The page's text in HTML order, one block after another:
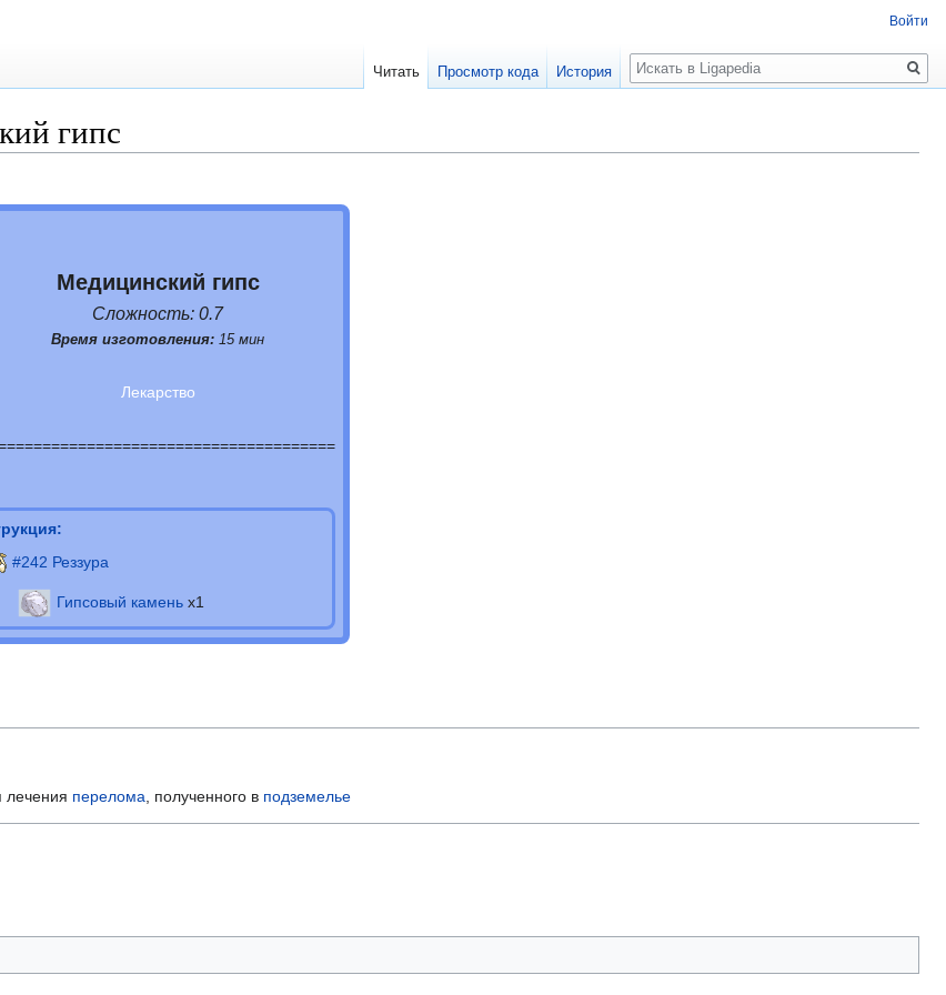
гипс
Медицинский гипс
Сложность: 0.7
Время изготовления: 15 мин
Лекарство
#242 Реззура
Гипсовый камень х1
лечения перелома , полученного в подземелье
Войти
Читать Просмотр кода История
Поиск